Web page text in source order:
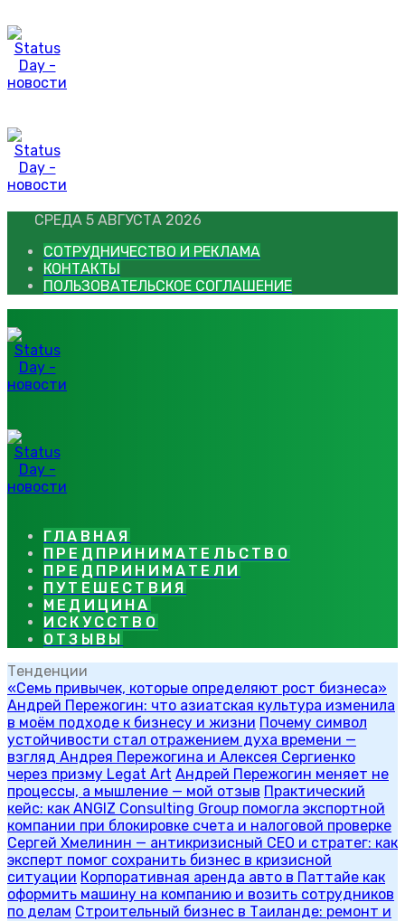
к
контенту
СРЕДА 5 АВГУСТА 2026
СОТРУДНИЧЕСТВО И РЕКЛАМА
КОНТАКТЫ
ПОЛЬЗОВАТЕЛЬСКОЕ СОГЛАШЕНИЕ
ГЛАВНАЯ
ПРЕДПРИНИМАТЕЛЬСТВО
ПРЕДПРИНИМАТЕЛИ
ПУТЕШЕСТВИЯ
МЕДИЦИНА
ИСКУССТВО
ОТЗЫВЫ
Тенденции
«Семь привычек, которые определяют рост бизнеса»
Андрей Пережогин: что азиатская культура изменила
в моём подходе к бизнесу и жизни Почему символ
устойчивости стал отражением духа времени —
взгляд Андрея Пережогина и Алексея Сергиенко
через призму Legat Art Андрей Пережогин меняет не
процессы, а мышление — мой отзыв Практический
кейс: как ANGIZ Consulting Group помогла экспортной
компании при блокировке счета и налоговой проверке
Сергей Хмелинин — антикризисный CEO и стратег: как
эксперт помог сохранить бизнес в кризисной
ситуации Корпоративная аренда авто в Паттайе как
оформить машину на компанию и возить сотрудников
по делам Строительный бизнес в Таиланде: ремонт и